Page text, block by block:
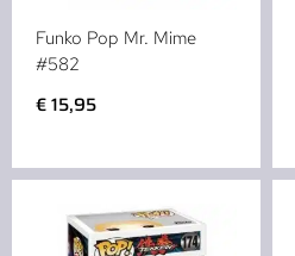
Funko Pop Mr. Mime
#582
€15,95